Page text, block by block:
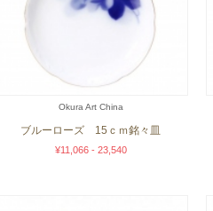
Okura Art China
ブルーローズ 15ｃｍ銘々皿
¥11,066 - 23,540